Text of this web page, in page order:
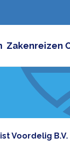
Zakenreizen
Voordelig B.V.